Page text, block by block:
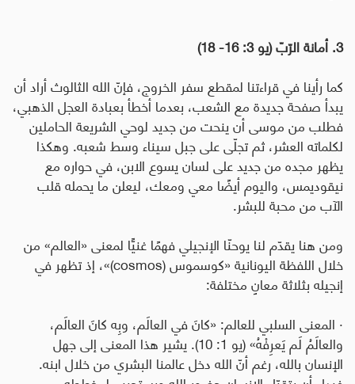
3. أمانة الرّبّ (يو 3: 16- 18)
كما رأينا في قراءتنا لمقطع سفر الخروج، فإنّ الله الثالوث أراد أن
يبدأ صفحة جديدة مع الشعب، بعدما أخطأ بعبادة العجل الذهبي،
فطلب من موسى أن ينحت من جديد لوحي الشريعة الحاملين
لكلماته العشر، ثم تجلّى على جبل سيناء وسط شعبه. وهكذا
يظهر مجده من جديد على لسان يسوع الابن، في حواره مع
نيقوديمس، واليوم أيضًا معي ومعك، ليعلن ما يحمله قلب
الآب من محبة للبشر.
ومن هنا يقدّم لنا يوحنّا الإنجيلي فهمًا غنيًّا لمعنى «العالم» من
خلال اللفظة اليونانية «كوسموس(cosmos) »، إذ تظهر في
إنجيله بثلاثة معانٍ مختلفة:
· المعنى السلبي للعالم: «كانَ في العالَم، وبِه كانَ العالَم،
والعالَمُ لَم يَعرِفْهُ» (يو 1: 10). يشير هذا المعنى إلى جهل
الإنسان بالله، رغم أنّ الله دخل عالمنا البشري من خلال ابنه.